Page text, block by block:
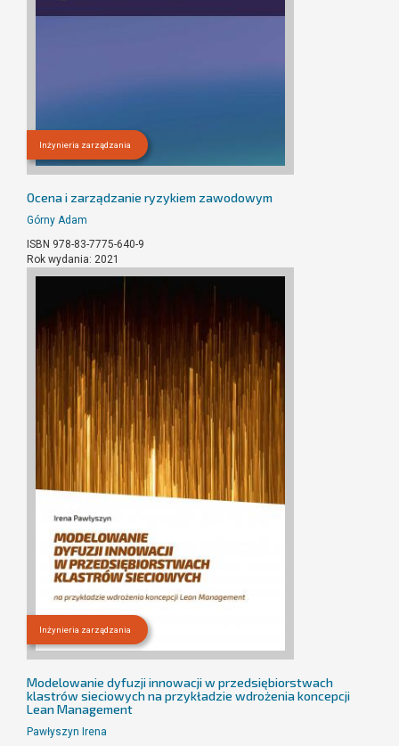
Inżynieria zarządzania
Ocena i zarządzanie ryzykiem zawodowym
Górny Adam
ISBN 978-83-7775-640-9
Rok wydania: 2021
Inżynieria zarządzania
Modelowanie dyfuzji innowacji w przedsiębiorstwach
klastrów sieciowych na przykładzie wdrożenia koncepcji
Lean Management
Pawłyszyn Irena